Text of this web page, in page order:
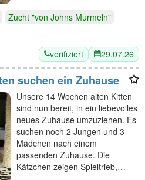
Zucht "von Johns Murmeln"
verifiziert 29.07.26
suchen ein Zuhause
Unsere 14 Wochen alten Kitten
sind nun bereit, in ein liebevolles
neues Zuhause umzuziehen. Es
suchen noch 2 Jungen und 3
Mädchen nach einem
passenden Zuhause. Die
Kätzchen zeigen Spieltrieb,…